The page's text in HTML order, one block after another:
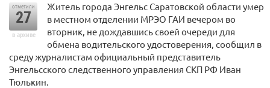
отметили
27
в архиве
Житель города Энгельс Саратовской области умер
в местном отделении МРЭО ГАИ вечером во
вторник, не дождавшись своей очереди для
обмена водительского удостоверения, сообщил в
среду журналистам официальный представитель
Энгельсского следственного управления СКП РФ Иван
Тюлькин.